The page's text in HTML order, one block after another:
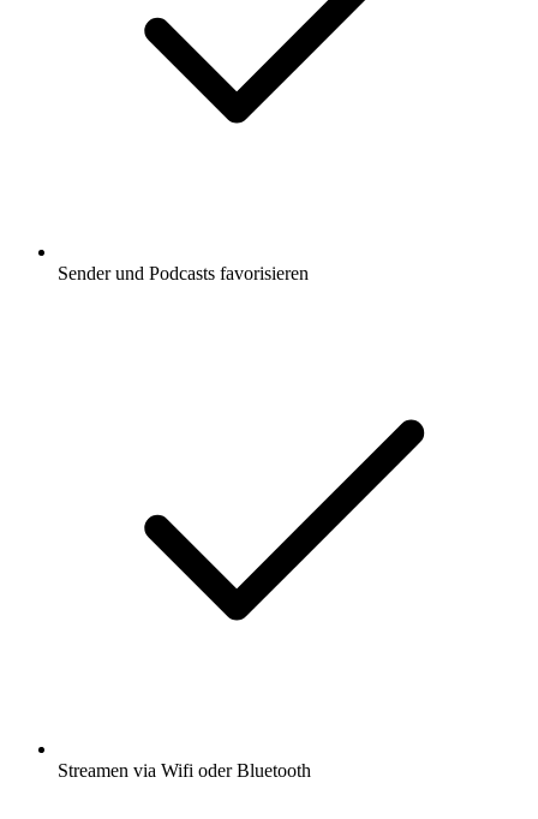
Sender und Podcasts favorisieren
Streamen via Wifi oder Bluetooth